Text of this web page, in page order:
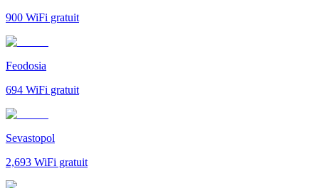
900 WiFi gratuit
Feodosia
694 WiFi gratuit
Sevastopol
2,693 WiFi gratuit